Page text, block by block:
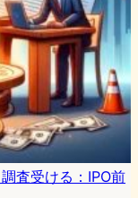
査受ける：IPO前